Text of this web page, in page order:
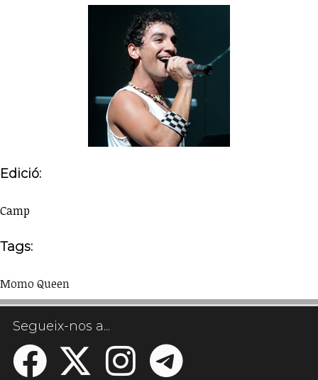
Edició:
Camp
Tags:
Momo Queen
Segueix-nos a...